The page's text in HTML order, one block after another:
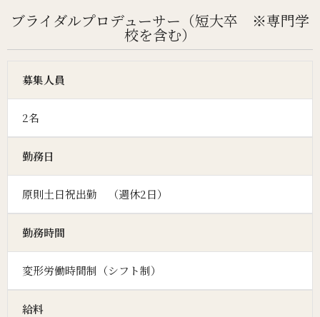
ブライダルプロデューサー（短大卒 ※専門学
校を含む）
募集人員
2名
勤務日
原則土日祝出勤 （週休2日）
勤務時間
変形労働時間制（シフト制）
給料